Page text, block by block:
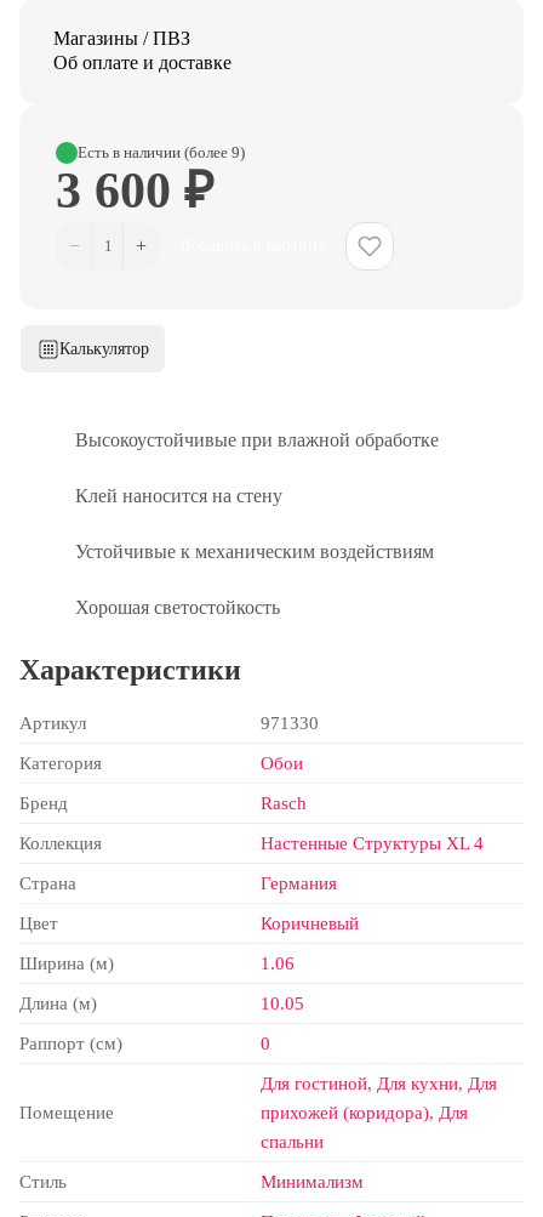
Магазины / ПВЗ
Об оплате и доставке
Есть в наличии (более 9)
3 600 ₽
− 1 +
Калькулятор
Характеристики
Артикул 971330
Категория Обои
Бренд Rasch
Коллекция Настенные Структуры XL 4
Страна Германия
Цвет Коричневый
Ширина (м) 1.06
Длина (м) 10.05
Раппорт (см) 0
Помещение
Для гостиной, Для кухни, Для
прихожей (коридора), Для
спальни
Стиль Минимализм
Высокоустойчивые при влажной обработке
Клей наносится на стену
Устойчивые к механическим воздействиям
Хорошая светостойкость